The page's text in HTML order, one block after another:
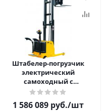
Штабелер-погрузчик
электрический
самоходный с
платформой TOR 1,5 т 3,5
м CQDH15A-II
1 586 089 руб./шт